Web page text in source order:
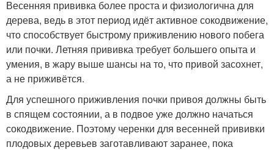
Весенняя прививка более проста и физиологична для
дерева, ведь в этот период идёт активное сокодвижение,
что способствует быстрому приживлению нового побега
или почки. Летняя прививка требует большего опыта и
умения, в жару выше шансы на то, что привой засохнет,
а не приживётся.
Для успешного приживления почки привоя должны быть
в спящем состоянии, а в подвое уже должно начаться
сокодвижение. Поэтому черенки для весенней прививки
плодовых деревьев заготавливают заранее, пока